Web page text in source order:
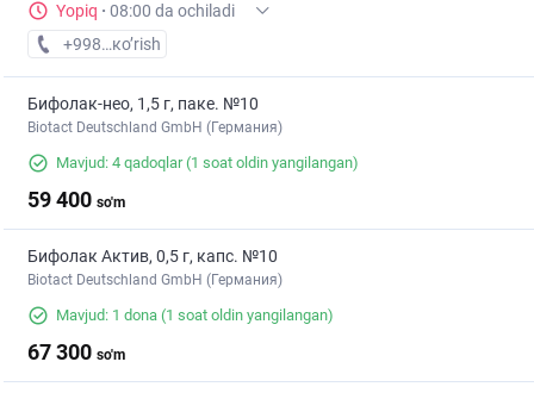
Yopiq · 08:00 da ochiladi
+998 (95) XXX-XX-XX
кo’rish
Бифолак-нео, 1,5 г, паке. №10
Biotact Deutschland GmbH (Германия)
Mavjud: 4 qadoqlar(1 soat oldin yangilangan)
59 400 so'm
Бифолак Актив, 0,5 г, капс. №10
Biotact Deutschland GmbH (Германия)
Mavjud: 1 dona (1 soat oldin yangilangan)
67 300 so'm